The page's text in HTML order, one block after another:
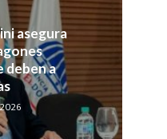
asegura
deben a